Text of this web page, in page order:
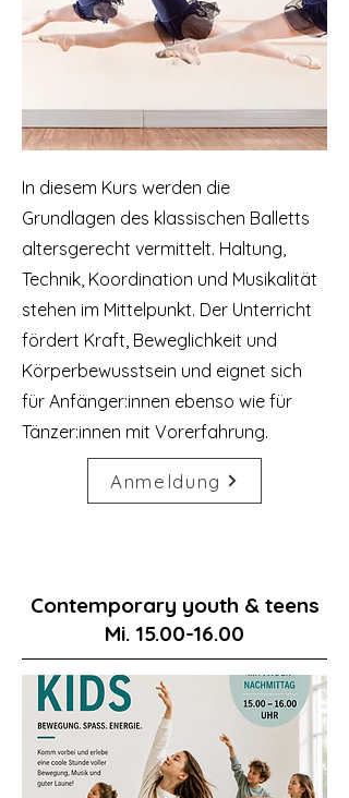
In diesem Kurs werden die
Grundlagen des klassischen Balletts
altersgerecht vermittelt. Haltung,
Technik, Koordination und Musikalität
stehen im Mittelpunkt. Der Unterricht
fördert Kraft, Beweglichkeit und
Körperbewusstsein und eignet sich
für Anfänger:innen ebenso wie für
Tänzer:innen mit Vorerfahrung.
Anmeldung
Contemporary youth & teens
Mi. 15.00-16.00